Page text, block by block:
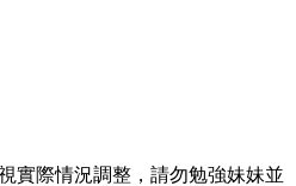
實際情況調整，請勿勉強妹妹並